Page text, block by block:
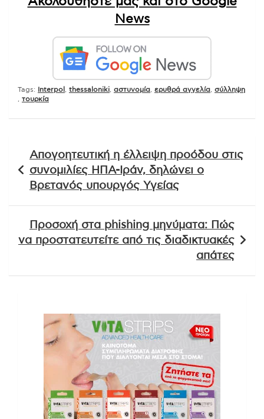
News
Tags: Interpol thessaloniki αστυνομία ερυθρά αγγελία σύλληψη
τουρκία
άρθρων
Απογοητευτική η έλλειψη προόδου στις
συνομιλίες ΗΠΑ-Ιράν, δηλώνει ο
Βρετανός υπουργός Υγείας
Προσοχή στα phishing μηνύματα: Πώς
να προστατευτείτε από τις διαδικτυακές
απάτες